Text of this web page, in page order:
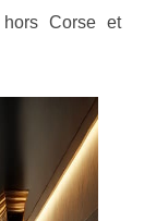
hors Corse et